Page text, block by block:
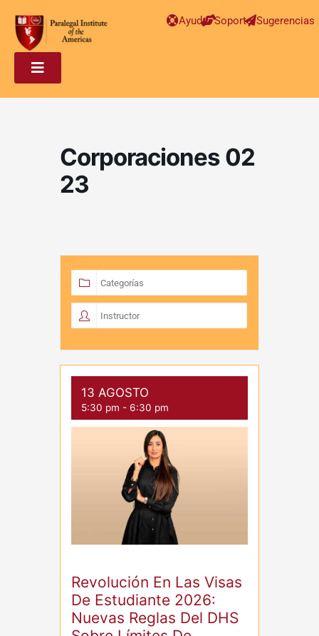
Ayuda Soporte Sugerencias
Corporaciones 02
23
13 AGOSTO
5:30 pm - 6:30 pm
Revolución En Las Visas
De Estudiante 2026:
Nuevas Reglas Del DHS